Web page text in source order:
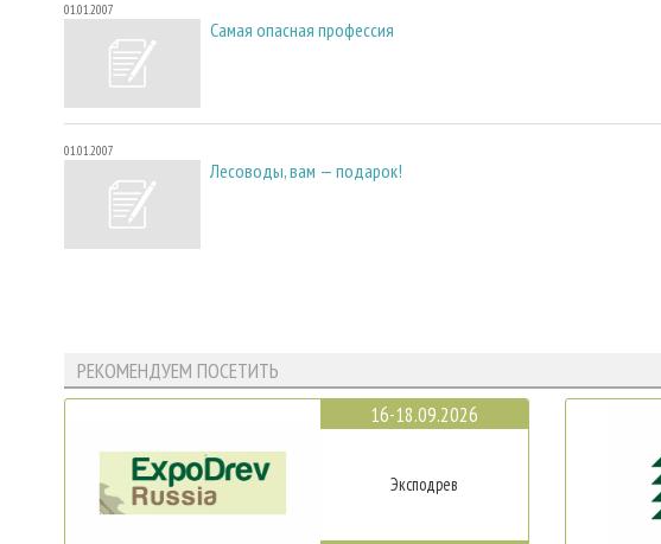
01.01.2007
Самая опасная профессия
01.01.2007
Лесоводы, вам — подарок!
РЕКОМЕНДУЕМ ПОСЕТИТЬ
16-18.09.2026
Эксподрев